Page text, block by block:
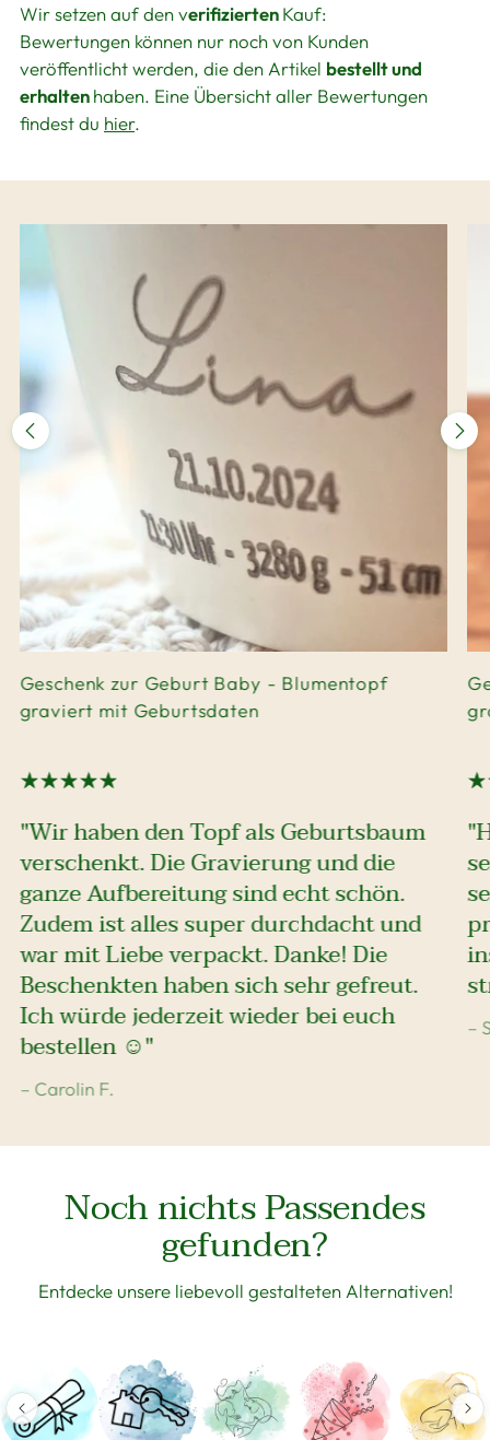
Wir setzen auf den verifiziertenKauf:
Bewertungen können nur noch von Kunden
veröffentlicht werden, die den Artikel bestellt und
erhaltenhaben. Eine Übersicht aller Bewertungen
findest du hier.
"Wir haben den Topf als Geburtsbaum
verschenkt. Die Gravierung und die
ganze Aufbereitung sind echt schön.
Zudem ist alles super durchdacht und
war mit Liebe verpackt. Danke! Die
Beschenkten haben sich sehr gefreut.
Ich würde jederzeit wieder bei euch
bestellen ☺️"
– Carolin F.
Geschenk zur Geburt Baby - Blumentopf
graviert mit Geburtsdaten
–
Noch nichts Passendes
gefunden?
Entdecke unsere liebevoll gestalteten Alternativen!